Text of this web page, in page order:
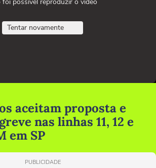
Tentar novamente
aceitam proposta e
nas linhas 11, 12 e
em SP
PUBLICIDADE